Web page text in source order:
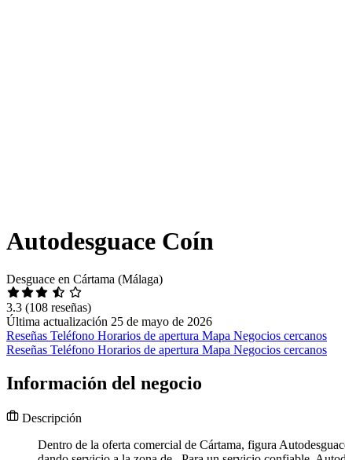
Autodesguace Coín
Desguace en Cártama (Málaga)
3.3 (108 reseñas)
Última actualización 25 de mayo de 2026
Reseñas Teléfono Horarios de apertura Mapa Negocios cercanos
Reseñas Teléfono Horarios de apertura Mapa Negocios cercanos
Información del negocio
Descripción
Dentro de la oferta comercial de Cártama, figura